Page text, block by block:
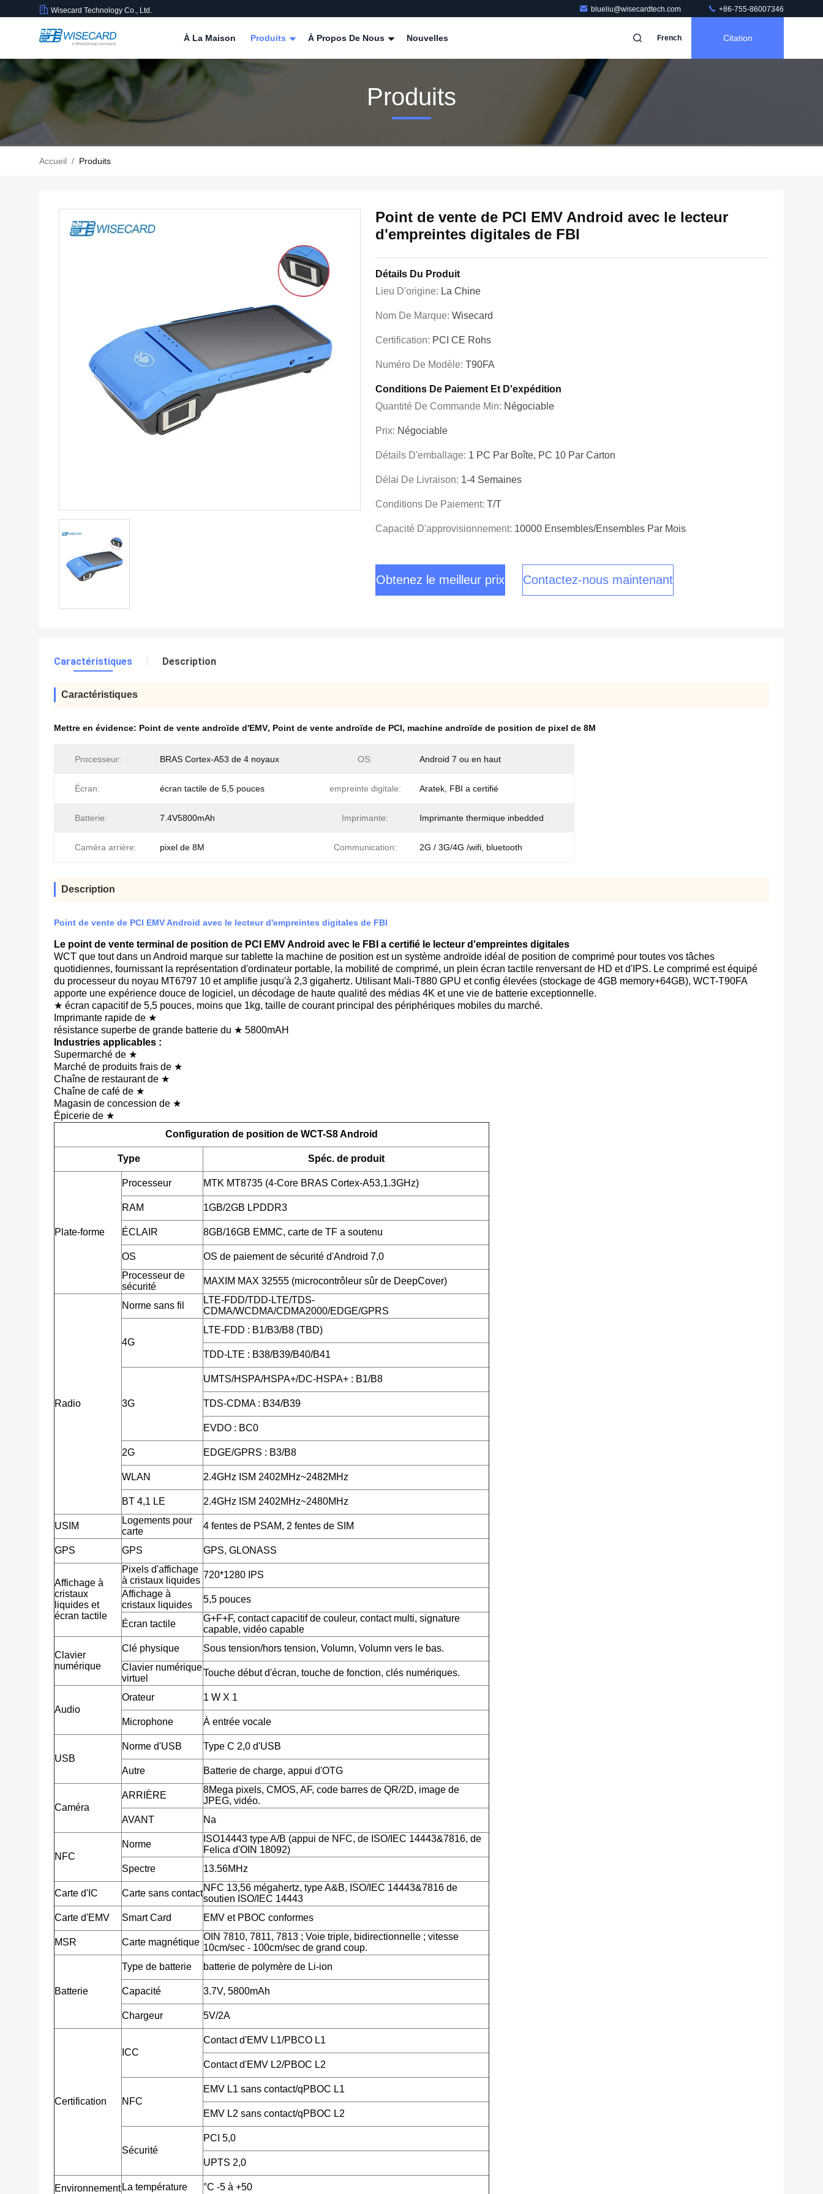
Wisecard Technology Co., Ltd. blueliu@wisecardtech.com +86-755-86007346
À La Maison Produits À Propos De Nous Nouvelles French Citation
Produits
Accueil / Produits
Point de vente de PCI EMV Android avec le lecteur
d'empreintes digitales de FBI
Détails Du Produit
Lieu D'origine: La Chine
Nom De Marque: Wisecard
Certification: PCI CE Rohs
Numéro De Modèle: T90FA
Conditions De Paiement Et D'expédition
Quantité De Commande Min: Négociable
Prix: Négociable
Détails D'emballage: 1 PC Par Boîte, PC 10 Par Carton
Délai De Livraison: 1-4 Semaines
Conditions De Paiement: T/T
Capacité D'approvisionnement: 10000 Ensembles/ensembles Par Mois
Obtenez le meilleur prix Contactez-nous maintenant
Caractéristiques Description
Caractéristiques
Mettre en évidence: Point de vente androïde d'EMV, Point de vente androïde de PCI, machine androïde de position de pixel de 8M
Processeur: BRAS Cortex-A53 de 4 noyaux OS: Android 7 ou en haut
Écran: écran tactile de 5,5 pouces empreinte digitale: Aratek, FBI a certifié
Batterie: 7.4V5800mAh Imprimante: Imprimante thermique inbedded
Caméra arrière: pixel de 8M Communication: 2G / 3G/4G /wifi, bluetooth
Description
Point de vente de PCI EMV Android avec le lecteur d'empreintes digitales de FBI
Le point de vente terminal de position de PCI EMV Android avec le FBI a certifié le lecteur d'empreintes digitales
WCT que tout dans un Android marque sur tablette la machine de position est un système androïde idéal de position de comprimé pour toutes vos tâches
quotidiennes, fournissant la représentation d'ordinateur portable, la mobilité de comprimé, un plein écran tactile renversant de HD et d'IPS. Le comprimé est équipé
du processeur du noyau MT6797 10 et amplifie jusqu'à 2,3 gigahertz. Utilisant Mali-T880 GPU et config élevées (stockage de 4GB memory+64GB), WCT-T90FA
apporte une expérience douce de logiciel, un décodage de haute qualité des médias 4K et une vie de batterie exceptionnelle.
★ écran capacitif de 5,5 pouces, moins que 1kg, taille de courant principal des périphériques mobiles du marché.
Imprimante rapide de ★
résistance superbe de grande batterie du ★ 5800mAH
Industries applicables :
Supermarché de ★
Marché de produits frais de ★
Chaîne de restaurant de ★
Chaîne de café de ★
Magasin de concession de ★
Épicerie de ★
Configuration de position de WCT-S8 Android
Type Spéc. de produit
Plate-forme
Processeur MTK MT8735 (4-Core BRAS Cortex-A53,1.3GHz)
RAM 1GB/2GB LPDDR3
ÉCLAIR 8GB/16GB EMMC, carte de TF a soutenu
OS
OS de paiement de sécurité d'Android 7,0
Processeur de
sécurité
MAXIM MAX 32555 (microcontrôleur sûr de DeepCover)
Radio
Norme sans fil
LTE-FDD/TDD-LTE/TDS-
CDMA/WCDMA/CDMA2000/EDGE/GPRS
4G
LTE-FDD : B1/B3/B8 (TBD)
TDD-LTE : B38/B39/B40/B41
3G
UMTS/HSPA/HSPA+/DC-HSPA+ : B1/B8
TDS-CDMA : B34/B39
EVDO : BC0
2G EDGE/GPRS : B3/B8
WLAN 2.4GHz ISM 2402MHz~2482MHz
BT 4,1 LE 2.4GHz ISM 2402MHz~2480MHz
USIM
Logements pour
carte
4 fentes de PSAM, 2 fentes de SIM
GPS GPS GPS, GLONASS
Affichage à
cristaux
liquides et
écran tactile
Pixels d'affichage
à cristaux liquides
720*1280 IPS
Affichage à
cristaux liquides
5,5 pouces
Écran tactile
G+F+F, contact capacitif de couleur, contact multi, signature
capable, vidéo capable
Clavier
numérique
Clé physique
Sous tension/hors tension, Volumn, Volumn vers le bas.
Clavier numérique
virtuel
Touche début d'écran, touche de fonction, clés numériques.
Audio
Orateur 1 W X 1
Microphone À entrée vocale
USB
Norme d'USB Type C 2,0 d'USB
Autre Batterie de charge, appui d'OTG
Caméra
ARRIÈRE
8Mega pixels, CMOS, AF, code barres de QR/2D, image de
JPEG, vidéo.
AVANT
Na
NFC
Norme
ISO14443 type A/B (appui de NFC, de ISO/IEC 14443&7816, de
Felica d'OIN 18092)
Spectre
13.56MHz
Carte d'IC Carte sans contact
NFC 13,56 mégahertz, type A&B, ISO/IEC 14443&7816 de
soutien ISO/IEC 14443
Carte d'EMV
Smart Card EMV et PBOC conformes
MSR Carte magnétique
OIN 7810, 7811, 7813 ; Voie triple, bidirectionnelle ; vitesse
10cm/sec - 100cm/sec de grand coup.
Batterie
Type de batterie batterie de polymère de Li-ion
Capacité 3.7V, 5800mAh
Chargeur 5V/2A
Certification
ICC
Contact d'EMV L1/PBCO L1
Contact d'EMV L2/PBOC L2
NFC
EMV L1 sans contact/qPBOC L1
EMV L2 sans contact/qPBOC L2
Sécurité
PCI 5,0
UPTS 2,0
Environnement La température °C -5 à +50